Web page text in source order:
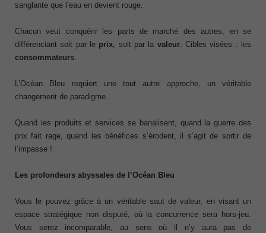
sanglante que l’eau en devient rouge.
Chacun veut conquérir les parts de marché des autres, en se
différenciant soit par le prix, soit par la valeur. Cibles visées : les
consommateurs.
L’Océan Bleu requiert une tout autre approche, un véritable
changement de paradigme.
Quand les produits et services se banalisent, quand la guerre des
prix fait rage, quand les bénéfices s’érodent, il s’agit de sortir de
l’impasse !
Les profondeurs abyssales de l’Océan Bleu
Vous le pouvez grâce à un véritable saut de valeur, en visant un
espace stratégique non disputé, où la concurrence sera hors-jeu.
Vous serez incomparable, au sens où il n’y aura pas de